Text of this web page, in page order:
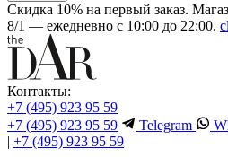
Скидка 10% на первый заказ.
8/1 — ежедневно с 10:00 до 22:00.
Контакты:
+7 (495) 923 95 59
+7 (495) 923 95 59
Telegram
| +7 (495) 923 95 59